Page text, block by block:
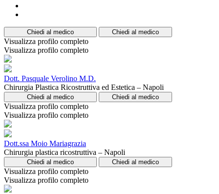
Chiedi al medico Chiedi al medico
Visualizza profilo completo
Visualizza profilo completo
Dott. Pasquale Verolino M.D.
Chirurgia Plastica Ricostruttiva ed Estetica – Napoli
Chiedi al medico Chiedi al medico
Visualizza profilo completo
Visualizza profilo completo
Dott.ssa Moio Mariagrazia
Chirurgia plastica ricostruttiva – Napoli
Chiedi al medico Chiedi al medico
Visualizza profilo completo
Visualizza profilo completo